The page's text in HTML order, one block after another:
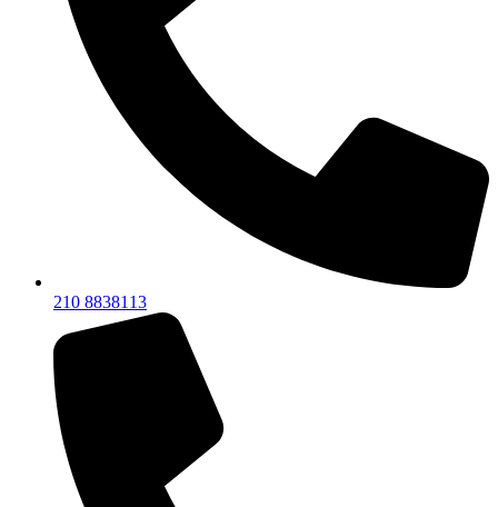
210 8838113